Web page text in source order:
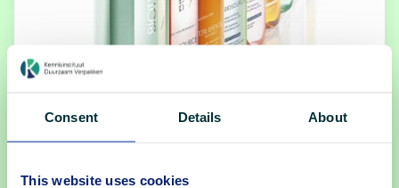
Consent Details About
This website uses cookies
Praktijkvoorbeeld L’Oréal
Biotherm bespaart ruimte en gebruikt